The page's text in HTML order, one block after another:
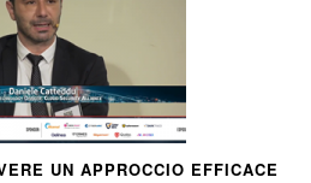
UN APPROCCIO EFFICACE